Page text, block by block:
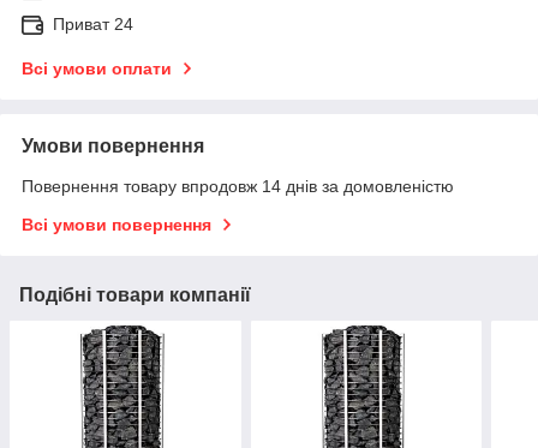
Приват 24
Всі умови оплати
Умови повернення
Повернення товару впродовж 14 днів за домовленістю
Всі умови повернення
Подібні товари компанії